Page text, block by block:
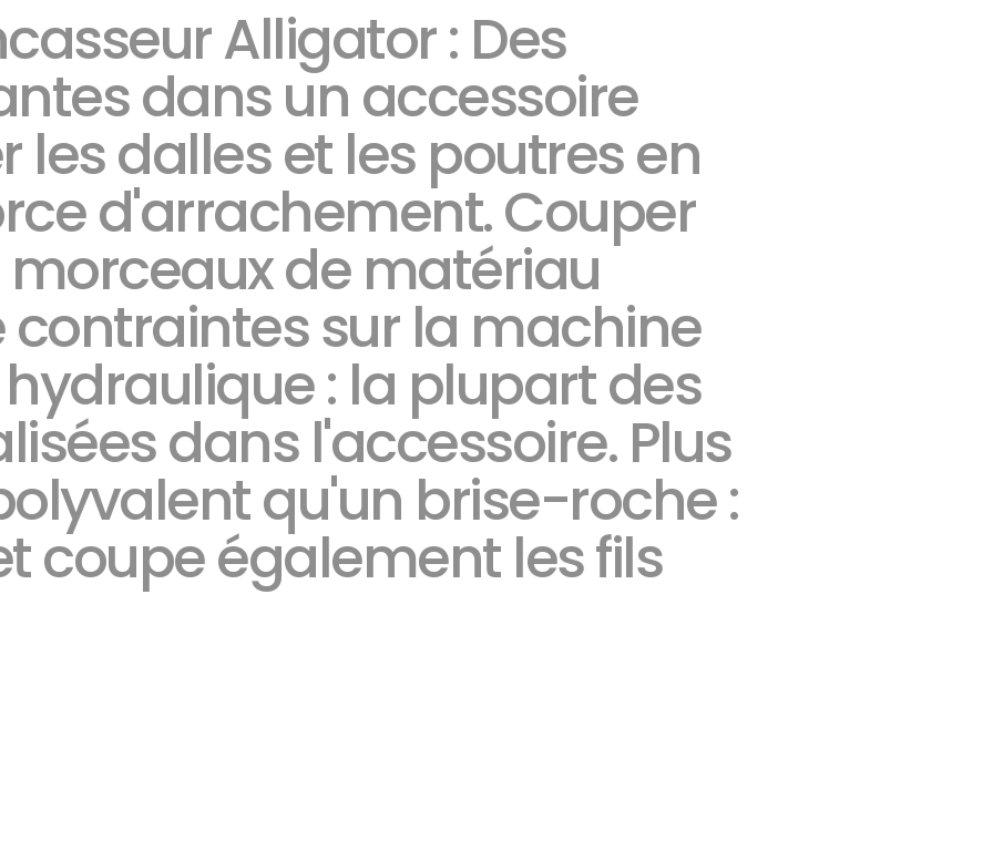
Alligator : Des
dans un accessoire
dalles et les poutres en
d'arrachement. Couper
de matériau
contraintes sur la machine
: la plupart des
dans l'accessoire. Plus
qu'un brise-roche :
coupe également les fils